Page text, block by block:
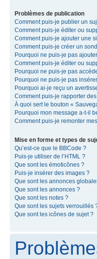
Problèmes de publication
Comment puis-je publier un
Comment puis-je éditer ou
Comment puis-je ajouter une
Comment puis-je créer un
Pourquoi ne puis-je pas
Comment puis-je éditer ou
Pourquoi ne puis-je pas
Pourquoi ne puis-je pas
Pourquoi ai-je reçu un
Comment puis-je rapporter
À quoi sert le bouton «
Pourquoi mon message a-t-il
Comment puis-je remonter
Mise en forme et types de
Qu’est-ce que le BBCode ?
Puis-je utiliser de l’HTML ?
Que sont les émoticônes ?
Puis-je insérer des images ?
Que sont les annonces
Que sont les annonces ?
Que sont les notes ?
Que sont les sujets verrouillés
Que sont les icônes de sujet ?